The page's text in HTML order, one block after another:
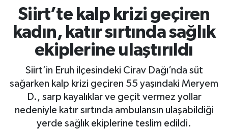
Siirt’te kalp krizi geçiren
kadın, katır sırtında sağlık
ekiplerine ulaştırıldı
Siirt’in Eruh ilçesindeki Cirav Dağı’nda süt
sağarken kalp krizi geçiren 55 yaşındaki Meryem
D., sarp kayalıklar ve geçit vermez yollar
nedeniyle katır sırtında ambulansın ulaşabildiği
yerde sağlık ekiplerine teslim edildi.
ENERJİ HABERİ
GAYRİMENKUL
HABER
LOJİSTİK
MAGAZİN
Trafik Durumu
Süper Lig Puan Durumu ve Fikstür
Tüm Manşetler
Son Dakika Haberleri
Haber Arşivi